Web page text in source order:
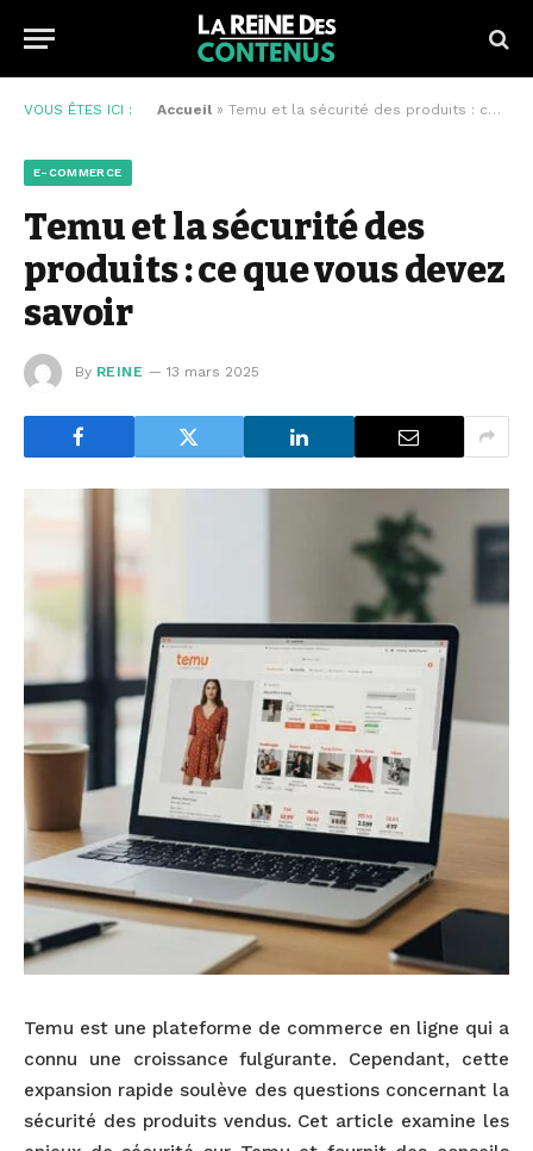
VOUS ÊTES ICI : Accueil » Temu et la sécurité des produits : ce que vous devez savoir
E-COMMERCE
Temu et la sécurité des
produits : ce que vous devez
savoir
By REINE 13 mars 2025
Temu est une plateforme de commerce en ligne qui a
connu une croissance fulgurante. Cependant, cette
expansion rapide soulève des questions concernant la
sécurité des produits vendus. Cet article examine les